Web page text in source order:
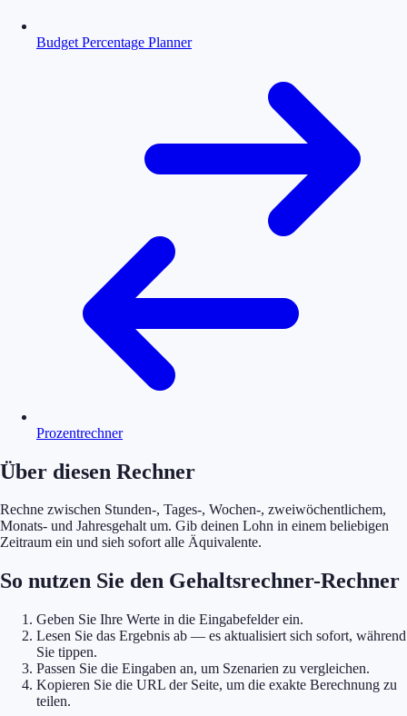
Budget Percentage Planner
Prozentrechner
Über diesen Rechner
Rechne zwischen Stunden-, Tages-, Wochen-, zweiwöchentlichem,
Monats- und Jahresgehalt um. Gib deinen Lohn in einem beliebigen
Zeitraum ein und sieh sofort alle Äquivalente.
So nutzen Sie den Gehaltsrechner-Rechner
Geben Sie Ihre Werte in die Eingabefelder ein.
Lesen Sie das Ergebnis ab — es aktualisiert sich sofort, während
Sie tippen.
Passen Sie die Eingaben an, um Szenarien zu vergleichen.
Kopieren Sie die URL der Seite, um die exakte Berechnung zu
teilen.